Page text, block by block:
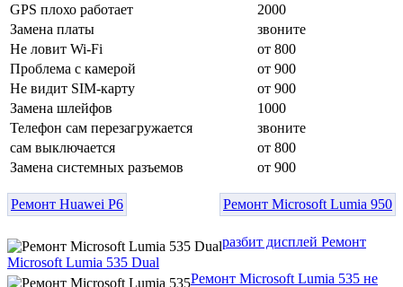
GPS плохо работает
2000
Замена платы
звоните
Не ловит Wi-Fi
от 800
Проблема с камерой
от 900
Не видит SIM-карту
от 900
Замена шлейфов
1000
Телефон сам перезагружается
звоните
сам выключается
от 800
Замена системных разъемов
от 900
Ремонт Huawei P6 Ремонт Microsoft Lumia 950
разбит дисплей Ремонт
Microsoft Lumia 535 Dual
Ремонт Microsoft Lumia 535 не